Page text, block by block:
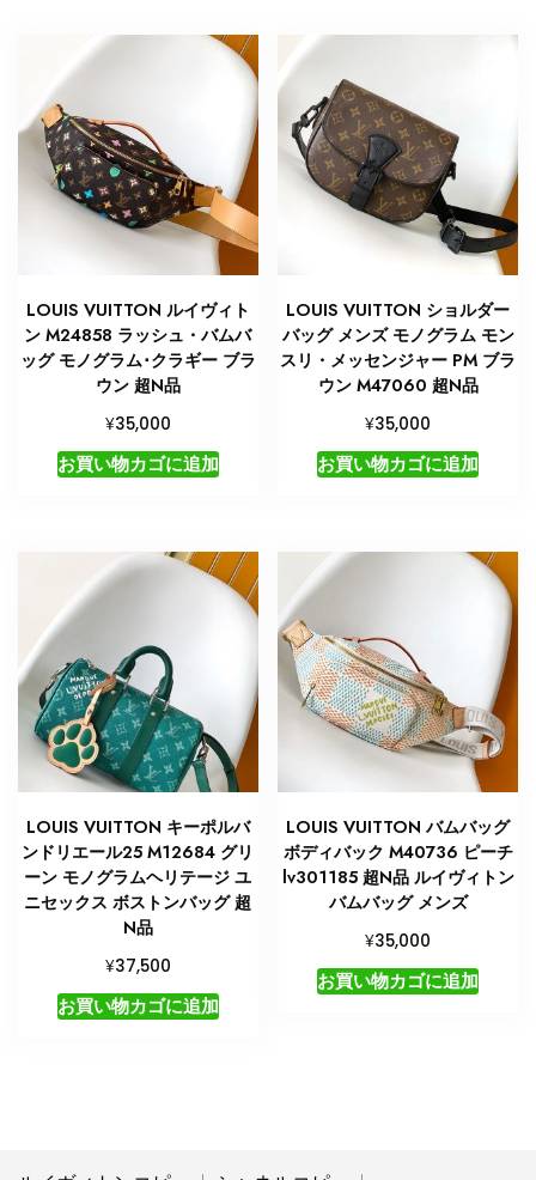
LOUIS VUITTON ルイヴィト
ン M24858 ラッシュ・バムバ
ッグ モノグラム･クラギー ブラ
ウン 超N品
¥35,000
お買い物カゴに追加
LOUIS VUITTON ショルダー
バッグ メンズ モノグラム モン
スリ・メッセンジャー PM ブラ
ウン M47060 超N品
¥35,000
お買い物カゴに追加
LOUIS VUITTON キーポルバ
ンドリエール25 M12684 グリ
ーン モノグラムヘリテージ ユ
ニセックス ボストンバッグ 超
N品
¥37,500
お買い物カゴに追加
LOUIS VUITTON バムバッグ
ボディバック M40736 ピーチ
lv301185 超N品 ルイヴィトン
バムバッグ メンズ
¥35,000
お買い物カゴに追加